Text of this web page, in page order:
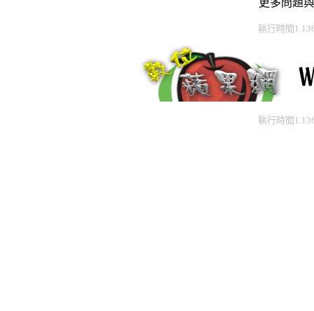
更多問題
執行時間
執行時間